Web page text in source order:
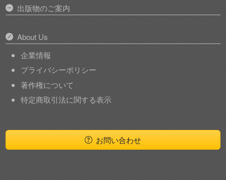
出版物のご案内
About Us
企業情報
プライバシーポリシー
著作権について
特定商取引法に関する表示
お問い合わせ